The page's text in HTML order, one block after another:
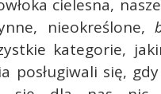
cielesna,
nieokreślone,
kategorie,
posługiwali się,